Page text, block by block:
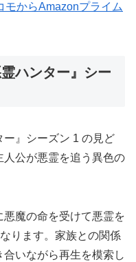
モからAmazonプライム
ハンター』シー
ー』シーズン 1 の見ど
人公が悪霊を追う異色の
魔の命を受けて悪霊を
ります。家族との関係
いながら再生を模索し